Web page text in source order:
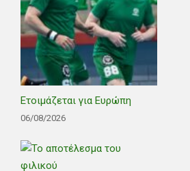
Ετοιμάζεται για Ευρώπη
06/08/2026